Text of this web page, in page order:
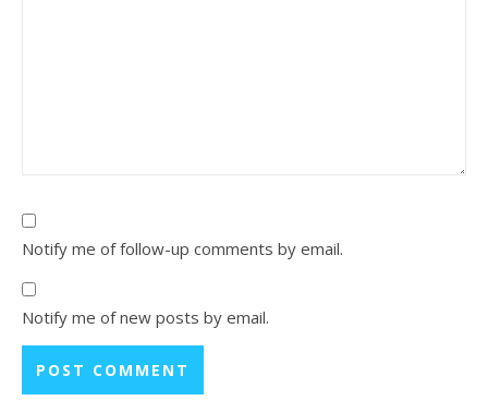
Notify me of follow-up comments by email.
Notify me of new posts by email.